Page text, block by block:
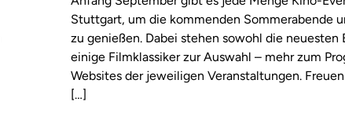
Stuttgart, um die kommenden Sommerabende
zu genießen. Dabei stehen sowohl die neuesten
einige Filmklassiker zur Auswahl – mehr zum
Websites der jeweiligen Veranstaltungen.
[…]